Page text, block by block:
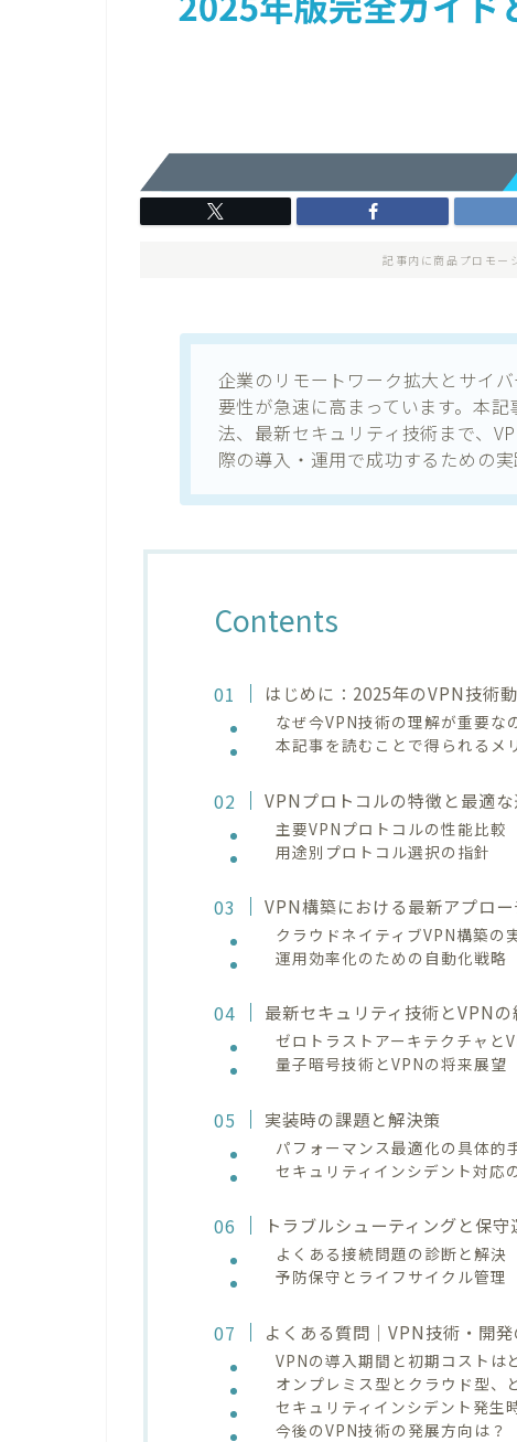
記事内に商品プロモー
企業のリモートワーク拡大とサイ
要性が急速に高まっています。本
法、最新セキュリティ技術まで、
際の導入・運用で成功するための実
Contents
はじめに：2025年のVPN技術
なぜ今VPN技術の理解が重要な
本記事を読むことで得られるメ
VPNプロトコルの特徴と最適
主要VPNプロトコルの性能比較
用途別プロトコル選択の指針
VPN構築における最新アプロ
クラウドネイティブVPN構築の
運用効率化のための自動化戦略
最新セキュリティ技術とVPN
ゼロトラストアーキテクチャと
量子暗号技術とVPNの将来展望
実装時の課題と解決策
パフォーマンス最適化の具体的
セキュリティインシデント対応
トラブルシューティングと保守
よくある接続問題の診断と解決
予防保守とライフサイクル管理
よくある質問｜VPN技術・開発
VPNの導入期間と初期コストは
オンプレミス型とクラウド型、
セキュリティインシデント発生
今後のVPN技術の発展方向は？